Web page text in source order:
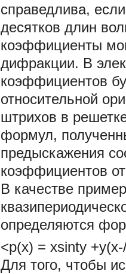
справедлива,
десятков длин
коэффициенты
дифракции. В
коэффициентов
относительной
штрихов в
формул,
предыскажения
коэффициентов от
В качестве
определяются
<р(х) = xsinty
Для того, чтобы